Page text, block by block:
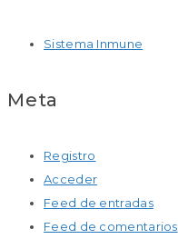
Sistema Inmune
Meta
Registro
Acceder
Feed de entradas
Feed de comentarios